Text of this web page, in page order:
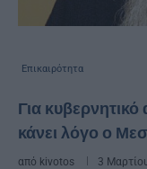
Επικαιρότητα
Για κυβερνητικό
κάνει λόγο ο
από kivotos 3